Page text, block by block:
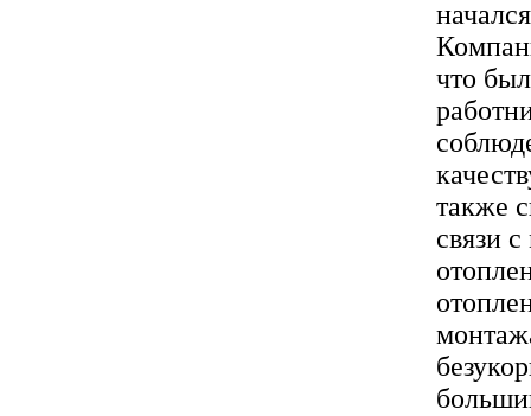
что
также
связи